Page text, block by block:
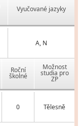
Vyučované jazyky
A, N
Roční
školné
Možnost
studia pro
ZP
0 Tělesně